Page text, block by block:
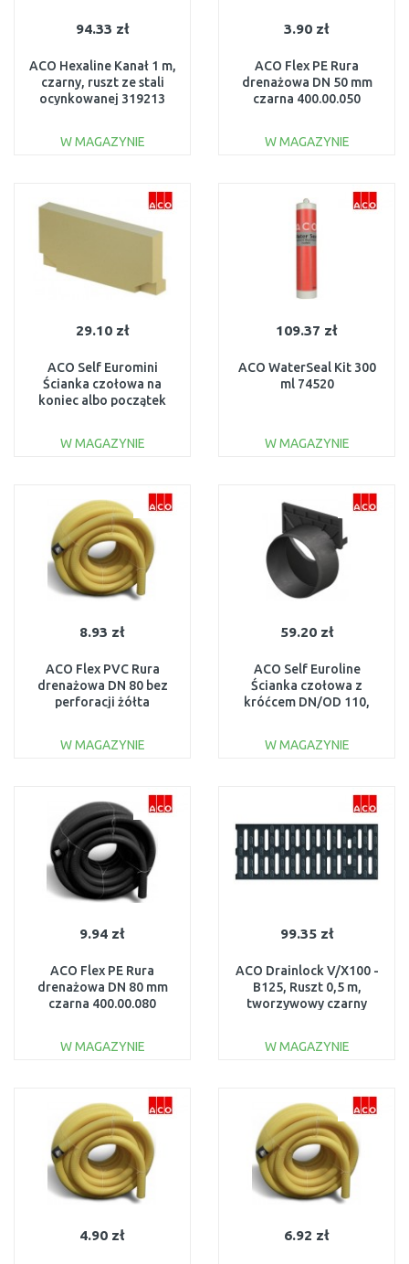
94.33 zł
ACO Hexaline Kanał 1 m,
czarny, ruszt ze stali
ocynkowanej 319213
W MAGAZYNIE
3.90 zł
ACO Flex PE Rura
drenażowa DN 50 mm
czarna 400.00.050
W MAGAZYNIE
Do porównania
29.10 zł
ACO Self Euromini
Ścianka czołowa na
koniec albo początek
W MAGAZYNIE
Do porównania
109.37 zł
ACO WaterSeal Kit 300
ml 74520
W MAGAZYNIE
8.93 zł
ACO Flex PVC Rura
drenażowa DN 80 bez
perforacji żółta
W MAGAZYNIE
Do porównania
59.20 zł
ACO Self Euroline
Ścianka czołowa z
króćcem DN/OD 110,
W MAGAZYNIE
9.94 zł
ACO Flex PE Rura
drenażowa DN 80 mm
czarna 400.00.080
W MAGAZYNIE
Do porównania
99.35 zł
ACO Drainlock V/X100 -
B125, Ruszt 0,5 m,
tworzywowy czarny
W MAGAZYNIE
Do porównania
4.90 zł 6.92 zł